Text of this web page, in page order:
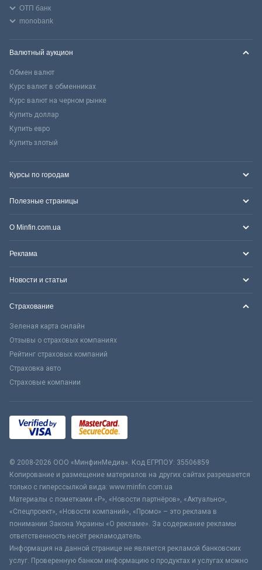
ОТП банк
monobank
Валютный аукцион
Обмен валют
Курс валют в обменниках
Курс валют на черном рынке
Купить доллар
Купить евро
Купить злотый
Курсы по городам
Полезные страницы
О Minfin.com.ua
Реклама
Новости и статьи
Страхование
Зеленая карта онлайн
Отзывы о страховых компаниях
Рейтинг страховых компаний
Страховка авто
Страховые компании
© 2008-2026 ООО «МинфинМедиа». Код ЕГРПОУ: 35506859
Копирование и размещение материалов на других сайтах разрешается
только с гиперссылкой вида: www.minfin.com.ua
Материалы с пометками «Р», «Новости партнёров», «Актуально»,
«Спецпроект», «Новости компаний», «Промо» – это реклама в
понимании Закона Украины «О рекламе». За содержание рекламы
ответственность несёт рекламодатель.
Информация на данной странице не является рекламой банковских
услуг. Проверенную банком информацию о продуктах и услугах можно